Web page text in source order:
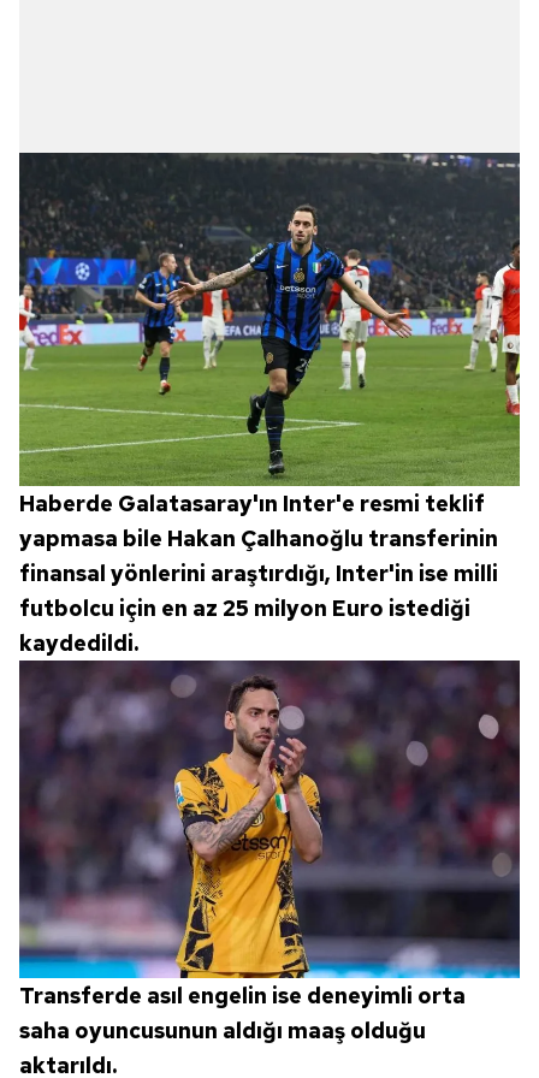
sınırlı olarak açık rızanız dahilinde kullanılacaktır.
Çerezlere ilişkin tercihlerinizi aşağıda yer alan panel
vasıtasıyla belirleyebilirsiniz. Çerezlere ilişkin detaylı bilgi
için Ayarlar butonuna tıklayabilir,Çerez Bilgilendirme
Metnimiziziyaret edebilirsiniz.
6698 sayılı Kişisel Verilerin Korunması Kanunu uyarınca
hazırlanmış Aydınlatma Metnimizi okumak ve sitemizde
ilgili mevzuata uygun olarak kullanılan çerezlerle ilgili bilgi
almak için lütfen tıklayınız.
Haberde Galatasaray'ın Inter'e resmi teklif
yapmasa bile Hakan Çalhanoğlu transferinin
finansal yönlerini araştırdığı, Inter'in ise milli
futbolcu için en az 25 milyon Euro istediği
kaydedildi.
Transferde asıl engelin ise deneyimli orta
saha oyuncusunun aldığı maaş olduğu
aktarıldı.